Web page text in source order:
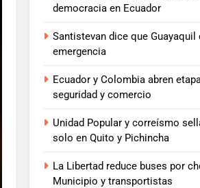
democracia en Ecuador
Santistevan dice que Guayaquil
emergencia
Ecuador y Colombia abren
seguridad y comercio
Unidad Popular y correísmo
solo en Quito y Pichincha
La Libertad reduce buses por
Municipio y transportistas